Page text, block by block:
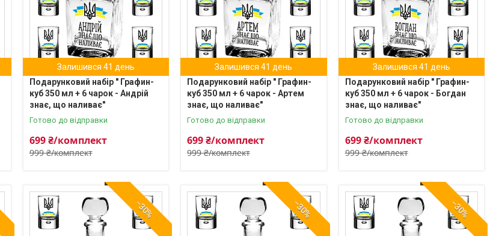
Залишився 41 день
Подарунковий набір " Графин-
куб 350 мл + 6 чарок - Андрій
знає, що наливає"
Готово до відправки
999 ₴/комплект
699 ₴/комплект
Залишився 41 день
Подарунковий набір " Графин-
куб 350 мл + 6 чарок - Артем
знає, що наливає"
Готово до відправки
999 ₴/комплект
699 ₴/комплект
Залишився 41 день
Подарунковий набір " Графин-
куб 350 мл + 6 чарок - Богдан
знає, що наливає"
Готово до відправки
999 ₴/комплект
699 ₴/комплект
–30% –30% –30%